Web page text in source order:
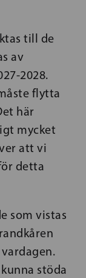
till de
av
2028.
flytta
här
mycket
att vi
detta
som vistas
stöda